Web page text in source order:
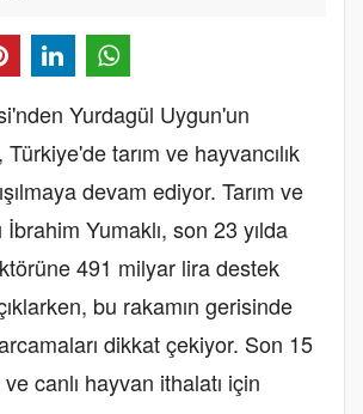
Yurdagül Uygun'un
tarım ve hayvancılık
devam ediyor. Tarım ve
Yumaklı, son 23 yılda
491 milyar lira destek
bu rakamın gerisinde
dikkat çekiyor. Son 15
ve canlı hayvan ithalatı için